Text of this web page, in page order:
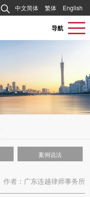
中文简体 繁体 English
导航
案例说法
作者：广东连越律师事务所